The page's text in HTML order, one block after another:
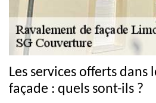
Les services offerts
façade : quels sont-ils ?